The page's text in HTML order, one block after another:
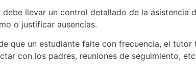
debe llevar un control detallado de la asistencia
o justificar ausencias.
que un estudiante falte con frecuencia, el
con los padres, reuniones de seguimiento,